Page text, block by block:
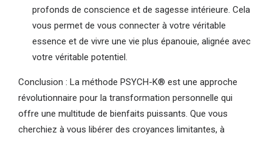
profonds de conscience et de sagesse intérieure. Cela
vous permet de vous connecter à votre véritable
essence et de vivre une vie plus épanouie, alignée avec
votre véritable potentiel.
Conclusion : La méthode PSYCH-K® est une approche
révolutionnaire pour la transformation personnelle qui
offre une multitude de bienfaits puissants. Que vous
cherchiez à vous libérer des croyances limitantes, à